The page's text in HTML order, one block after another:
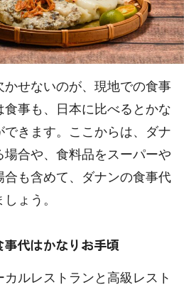
せないのが、現地での食事
事も、日本に比べるとかな
できます。ここからは、ダナ
場合や、食料品をスーパーや
合も含めて、ダナンの食事代
ょう。
代はかなりお手頃
ルレストランと高級レスト